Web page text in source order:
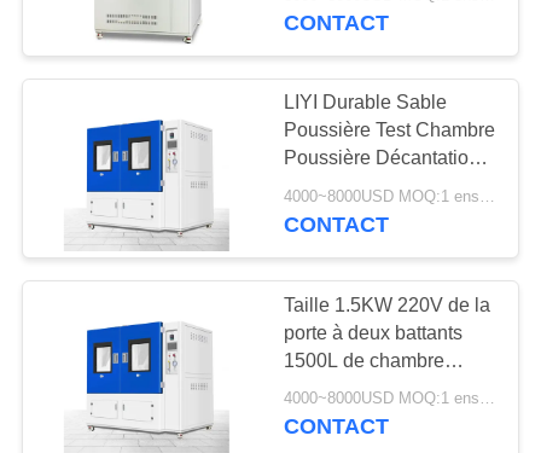
PLAN
PRIVACY
POLICY
inoxydable de LIYI
CONTACT
LIYI Durable Sable
Poussière Test Chambre
Poussière Décantation
Chambre Température
Réglable
4000~8000USD MOQ:1 ensemble
CONTACT
Taille 1.5KW 220V de la
porte à deux battants
1500L de chambre
d'essai de la poussière
de sable de résistance
4000~8000USD MOQ:1 ensemble
CONTACT